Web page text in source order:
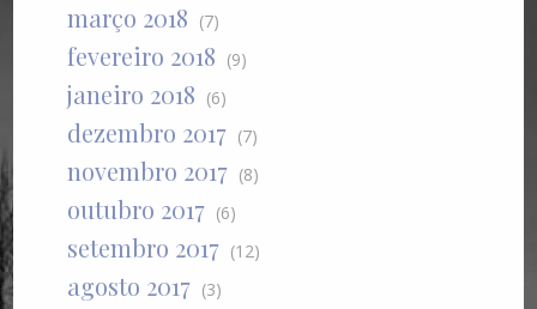
março 2018 (7)
fevereiro 2018 (9)
janeiro 2018 (6)
dezembro 2017 (7)
novembro 2017 (8)
outubro 2017 (6)
setembro 2017 (12)
agosto 2017 (3)